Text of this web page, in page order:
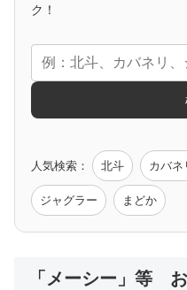
アニメタイアップ
エヴァ コードギアス 化物
モンハン バイオ ペルソナ
ク！
人気検索： 北斗 カバネ
ジャグラー まどか
「メーシー」等